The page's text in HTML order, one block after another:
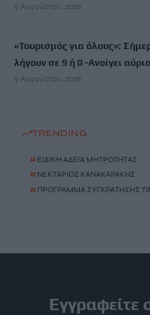
9 Αυγούστου, 2026
«Τουρισμός για όλους»:
λήγουν σε 9 ή 0 -Ανοίγει
9 Αυγούστου, 2026
TRENDING
# ΕΙΔΙΚΗ ΑΔΕΙΑ ΜΗΤΡΟΤΗΤΑΣ
# ΝΕΚΤΑΡΙΟΣ ΚΑΝΑΚΑΡΑΚΗΣ
# ΠΡΟΓΡΑΜΜΑ ΣΥΓΚΡΑΤΗΣΗΣ